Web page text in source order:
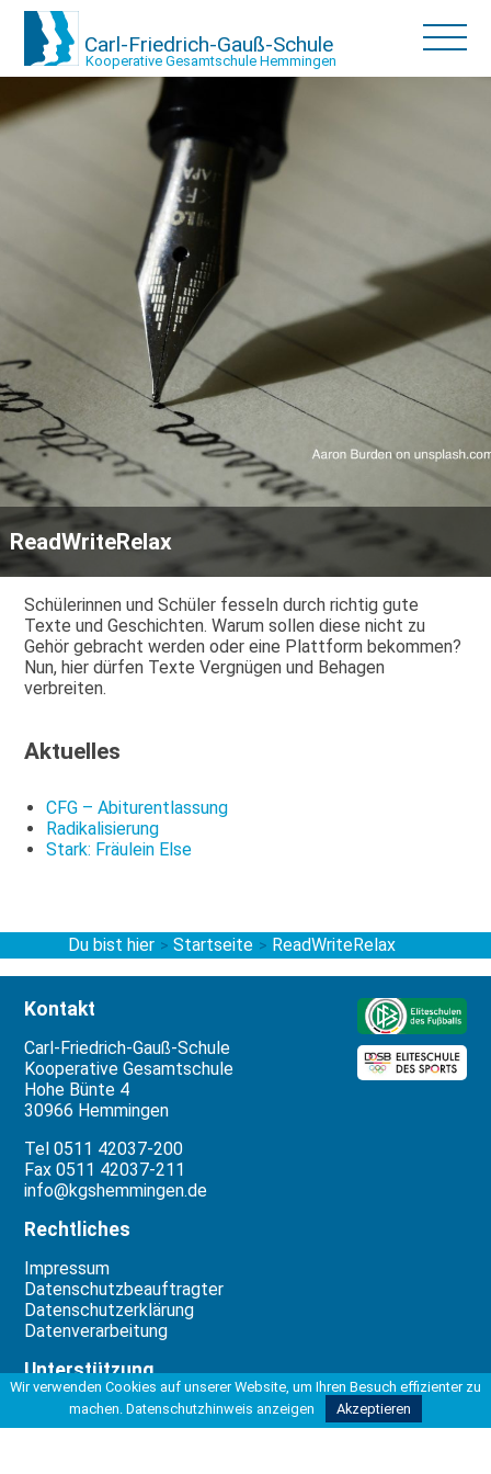
Carl-Friedrich-Gauß-Schule
Kooperative Gesamtschule Hemmingen
ReadWriteRelax
Schülerinnen und Schüler fesseln durch richtig gute
Texte und Geschichten. Warum sollen diese nicht zu
Gehör gebracht werden oder eine Plattform bekommen?
Nun, hier dürfen Texte Vergnügen und Behagen
verbreiten.
Aktuelles
CFG – Abiturentlassung
Radikalisierung
Stark: Fräulein Else
Du bist hier > Startseite > ReadWriteRelax
Kontakt
Carl-Friedrich-Gauß-Schule
Kooperative Gesamtschule
Hohe Bünte 4
30966 Hemmingen
Tel 0511 42037-200
Fax 0511 42037-211
info@kgshemmingen.de
Rechtliches
Impressum
Datenschutzbeauftragter
Datenschutzerklärung
Datenverarbeitung
Unterstützung
Die Erstellung dieser Website wurde
ermöglicht durch die freundliche
Wir verwenden Cookies auf unserer Website, um Ihren Besuch effizienter zu
machen. Datenschutzhinweis anzeigen Akzeptieren